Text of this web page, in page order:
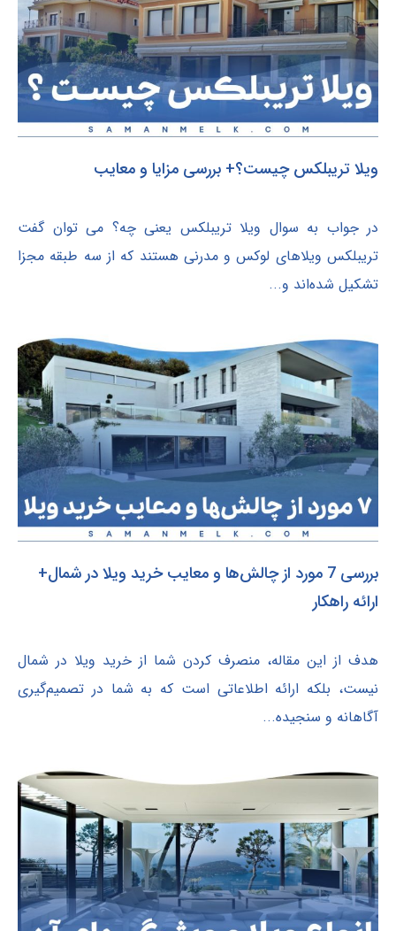
ویلا تریبلکس چیست؟+ بررسی مزایا و معایب
در جواب به سوال ویلا تریبلکس یعنی چه؟ می توان گفت
تریبلکس ویلاهای لوکس و مدرنی هستند که از سه طبقه مجزا
تشکیل شده‌اند و...
بررسی 7 مورد از چالش‌ها و معایب خرید ویلا در شمال+
ارائه راهکار
هدف از این مقاله، منصرف کردن شما از خرید ویلا در شمال
نیست، بلکه ارائه اطلاعاتی است که به شما در تصمیم‌گیری
آگاهانه و سنجیده...